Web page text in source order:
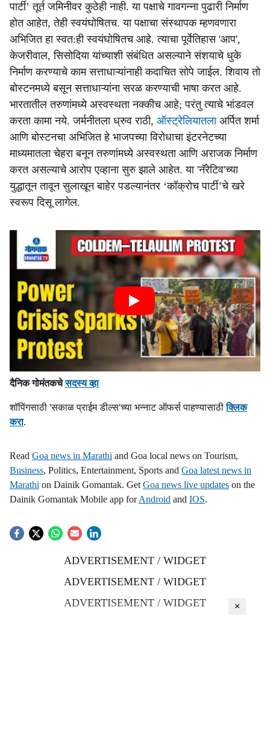
पार्टी’ तूर्त जमिनीवर कुठेही नाही. या पक्षाचे गावगन्ना पुढारी निर्माण
होत आहेत, तेही स्वयंघोषितच. या पक्षाचा संस्थापक म्हणवणारा
अभिजित हा स्वत:ही स्वयंघोषितच आहे. त्याचा पूर्वेतिहास 'आप',
केजरीवाल, सिसोदिया यांच्याशी संबंधित असल्याने संशयाचे धुके
निर्माण करण्याचे काम सत्ताधाऱ्यांनाही कदाचित सोपे जाईल. शिवाय तो
बोस्टनमध्ये बसून सत्ताधाऱ्यांना सरळ करण्याची भाषा करत आहे.
भारतातील तरुणांमध्ये अस्वस्थता नक्कीच आहे; परंतु त्याचे भांडवल
करता कामा नये. जर्मनीतला ध्रुव राठी, ऑस्ट्रेलियातला अर्पित शर्मा
आणि बोस्टनचा अभिजित हे भाजपच्या विरोधाचा इंटरनेटच्या
माध्यमातला चेहरा बनून तरुणांमध्ये अस्वस्थता आणि अराजक निर्माण
करत असल्याचे आरोप एव्हाना सुरु झाले आहेत. या 'नॅरेटिव'च्या
युद्धातून तावून सुलाखून बाहेर पडल्यानंतर ‘कॉक्रोच पार्टी’चे खरे
स्वरूप दिसू लागेल.
दैनिक गोमंतकचेसदस्य व्हा
शॉपिंगसाठी 'सकाळ प्राईम डील्स'च्या भन्नाट ऑफर्स पाहण्यासाठीक्लिक
करा.
Read Goa news in Marathi and Goa local news on Tourism,
Business, Politics, Entertainment, Sports and Goa latest news in
Marathi on Dainik Gomantak. Get Goa news live updates on the
Dainik Gomantak Mobile app forAndroid and IOS.
ADVERTISEMENT / WIDGET
ADVERTISEMENT / WIDGET
ADVERTISEMENT / WIDGET
×